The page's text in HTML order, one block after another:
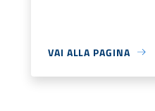
VAI ALLA PAGINA